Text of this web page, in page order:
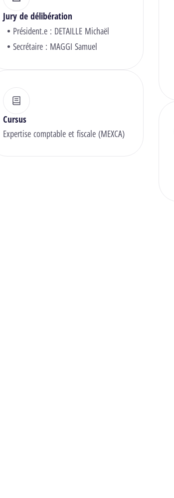
Jury de délibération
Président.e : DETAILLE Michaël
Secrétaire : MAGGI Samuel
Cursus
Expertise comptable et fiscale (MEXCA)